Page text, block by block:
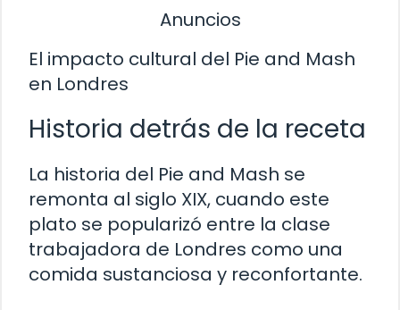
Anuncios
El impacto cultural del Pie and Mash
en Londres
Historia detrás de la receta
La historia del Pie and Mash se
remonta al siglo XIX, cuando este
plato se popularizó entre la clase
trabajadora de Londres como una
comida sustanciosa y reconfortante.